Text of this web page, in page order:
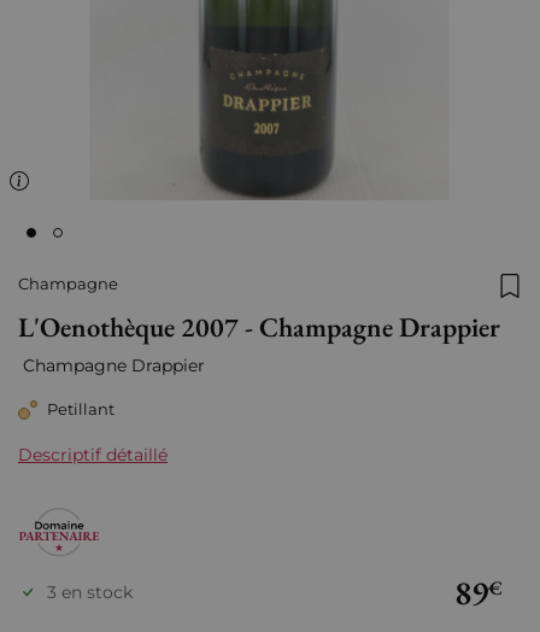
Champagne
L'Oenothèque 2007 - Champagne Drappier
Champagne Drappier
Petillant
Descriptif détaillé
89€
3 en stock